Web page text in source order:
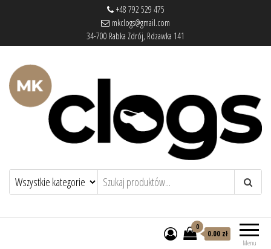
+48 792 529 475
mkclogs@gmail.com
34-700 Rabka Zdrój, Rdzawka 141
mkclogs – sklep obuwniczysklep obuwniczy – drewniaki, buty
medyczne, pantofle, klapki
Menu
0
0.00 zł